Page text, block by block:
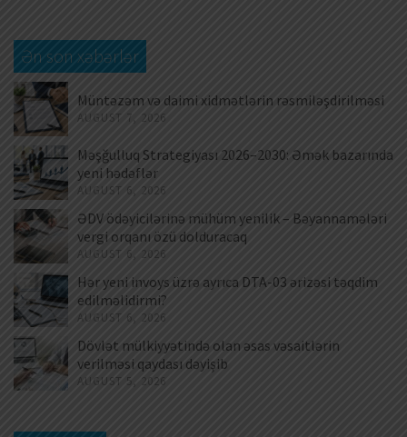
Ən son xəbərlər
Müntəzəm və daimi xidmətlərin rəsmiləşdirilməsi
AUGUST 7, 2026
Məşğulluq Strategiyası 2026–2030: Əmək bazarında
yeni hədəflər
AUGUST 6, 2026
ƏDV ödəyicilərinə mühüm yenilik – Bəyannamələri
vergi orqanı özü dolduracaq
AUGUST 6, 2026
Hər yeni invoys üzrə ayrıca DTA-03 ərizəsi təqdim
edilməlidirmi?
AUGUST 6, 2026
Dövlət mülkiyyətində olan əsas vəsaitlərin
verilməsi qaydası dəyişib
AUGUST 5, 2026